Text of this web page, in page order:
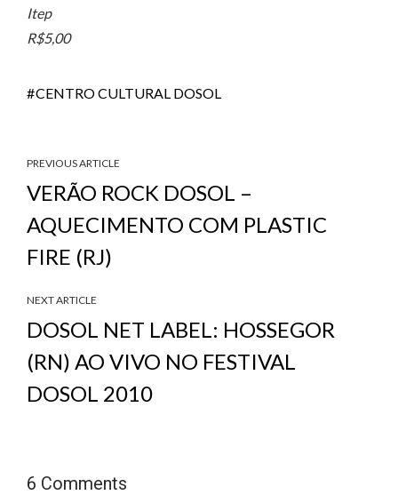
Itep
R$5,00
CENTRO CULTURAL DOSOL
PREVIOUS ARTICLE
VERÃO ROCK DOSOL –
AQUECIMENTO COM PLASTIC
FIRE (RJ)
NEXT ARTICLE
DOSOL NET LABEL: HOSSEGOR
(RN) AO VIVO NO FESTIVAL
DOSOL 2010
6 Comments